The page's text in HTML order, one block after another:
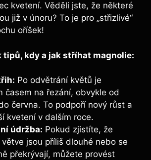
kvetení. ⁤Věděli jste,‌ že některé
již​ v únoru? To je pro „střizlivé“
⁤oříšek!
⁣tipů, kdy a⁣ jak⁤ stříhat magnolie:
Po odvětrání květů je
časem na ⁣řezání,‍ obvykle od
⁣června. To ​podpoří nový růst ⁢a
kvetení v dalším roce.
údržba: ⁣Pokud ⁢zjistíte, že
⁢jsou příliš dlouhé‌ nebo se
překrývají, můžete provést